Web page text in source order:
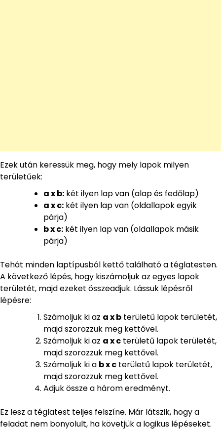
Ezek után keressük meg, hogy mely lapok milyen
területűek:
a x b: két ilyen lap van (alap és fedőlap)
a x c: két ilyen lap van (oldallapok egyik
párja)
b x c: két ilyen lap van (oldallapok másik
párja)
Tehát minden laptípusból kettő található a téglatesten.
A következő lépés, hogy kiszámoljuk az egyes lapok
területét, majd ezeket összeadjuk. Lássuk lépésről
lépésre:
Számoljuk ki az a x b területű lapok területét,
majd szorozzuk meg kettővel.
Számoljuk ki az a x c területű lapok területét,
majd szorozzuk meg kettővel.
Számoljuk ki a b x c területű lapok területét,
majd szorozzuk meg kettővel.
Adjuk össze a három eredményt.
Ez lesz a téglatest teljes felszíne. Már látszik, hogy a
feladat nem bonyolult, ha követjük a logikus lépéseket.